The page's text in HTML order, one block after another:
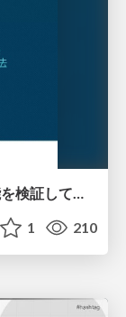
AWS DevOps AgentのAzure接続機能を検証して見えた活用法／Use Cases Verified for the AWS DevOps Agent's Azure Connectivity Feature
1 210